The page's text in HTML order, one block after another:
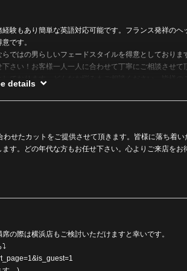
験もあり簡単な英語対応可能です。フランス発祥のヘ
です。
ではの男らしいフェードスタイルを得意としておりま
さい！お客様一人一人に合わせて丁寧にご相談させて
ております。どんなお悩みもご相談ください。皆様の
details
せたカットをご提供させて頂きます。皆様に落ち着い
す。どの年代な方もお任せ下さい。心よりご来店をお
の際は横浜店もご検討いただけますと幸いです。
⤵